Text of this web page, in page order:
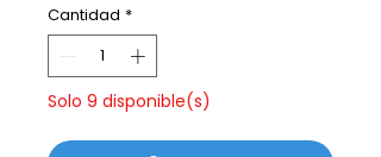
Cantidad *
Solo 9 disponible(s)